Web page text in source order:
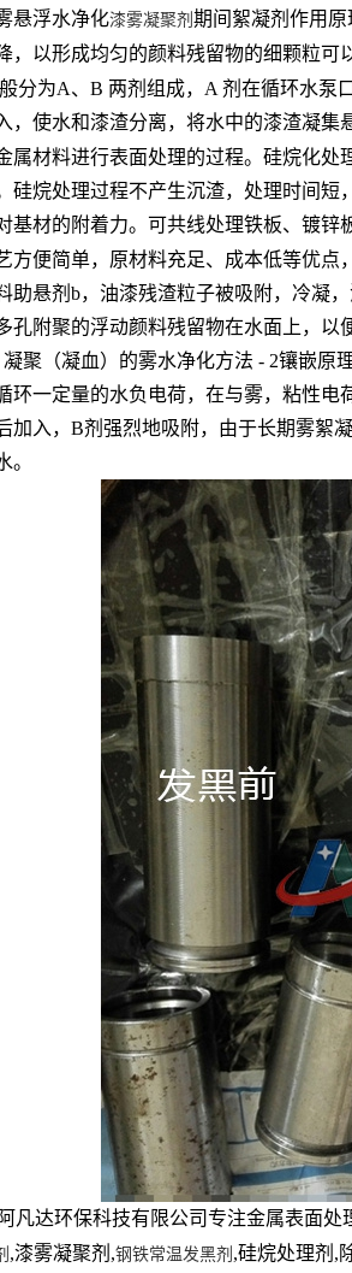
脱除剂（常温）
悬浮水净化漆雾凝聚剂 期间絮凝剂作用
，以形成均匀的颜料残留物的细颗粒可
分为A、B 两剂组成，A 剂在循环水泵
，使水和漆渣分离，将水中的漆渣凝集
属材料进行表面处理的过程。硅烷化
硅烷处理过程不产生沉渣，处理时间
基材的附着力。可共线处理铁板、镀锌
方便简单，原材料充足、成本低等优
助悬剂b，油漆残渣粒子被吸附，冷凝
孔附聚的浮动颜料残留物在水面上，
凝聚（凝血）的雾水净化方法 - 2镶嵌原
环一定量的水负电荷，在与雾，粘性
加入，B剂强烈地吸附，由于长期雾絮
。
凡达环保科技有限公司专注金属表面处
,漆雾凝聚剂,钢铁常温发黑剂 ,硅烷处理剂,